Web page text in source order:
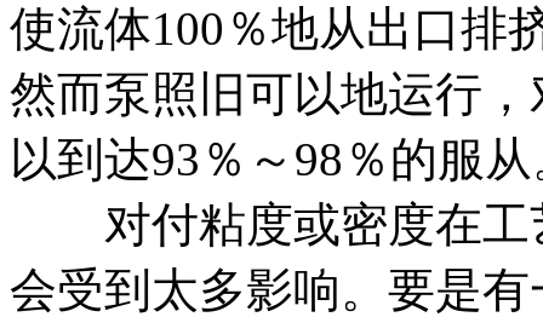
使流体100％地从出口排
然而泵照旧可以地运行
以到达93％～98％的服
对付粘度或密度在工
会受到太多影响。要是